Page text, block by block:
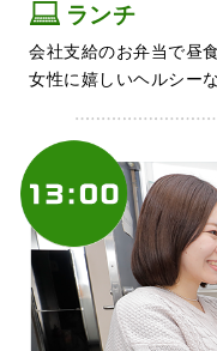
ランチ
会社支給のお弁当で昼食
女性に嬉しいヘルシー